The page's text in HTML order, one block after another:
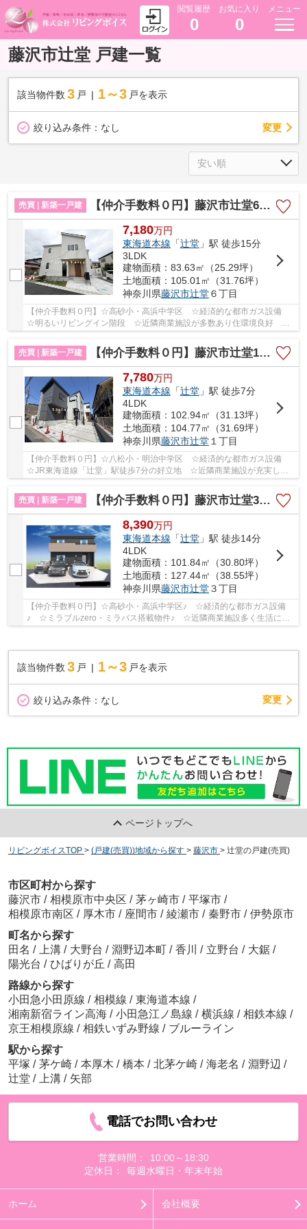
閲覧履歴
0
お気に入り
0
メニュー
藤沢市辻堂 戸建一覧
該当物件数 3 戸 1～3 戸を表示
絞り込み条件： なし 変更
売買 | 新築一戸建 【仲介手数料０円】藤沢市辻堂6丁目 新築一戸建て 2号棟 全3棟
7,180万円
東海道本線 「辻堂」駅 徒歩15分
3LDK
建物面積：83.63㎡（25.29坪）
土地面積：105.01㎡（31.76坪）
神奈川県藤沢市辻堂６丁目
【仲介手数料０円】☆高砂小・高浜中学区 ☆経済的な都市ガス設備
☆明るいリビングイン階段 ☆近隣商業施設が多数あり住環境良好
売買 | 新築一戸建
【仲介手数料０円】藤沢市辻堂1丁目 新築一戸建て 全2棟
7,780万円
東海道本線 「辻堂」駅 徒歩7分
4LDK
建物面積：102.94㎡（31.13坪）
土地面積：104.77㎡（31.69坪）
神奈川県藤沢市辻堂１丁目
【仲介手数料０円】☆八松小・明治中学区 ☆経済的な都市ガス設備
☆JR東海道線「辻堂」駅徒歩7分の好立地 ☆近隣商業施設が充実して
売買 | 新築一戸建
【仲介手数料０円】藤沢市辻堂3丁目1期 新築一戸建て 全1棟
8,390万円
東海道本線 「辻堂」駅 徒歩14分
4LDK
建物面積：101.84㎡（30.80坪）
土地面積：127.44㎡（38.55坪）
神奈川県藤沢市辻堂３丁目
【仲介手数料０円】☆高砂小・高浜中学区♪ ☆経済的な都市ガス設備
♪ ☆ミラブルzero・ミラバス搭載物件♪ ☆近隣商業施設多く生活に便
該当物件数 3 戸 1～3 戸を表示
絞り込み条件： なし 変更
ページトップへ
リビングボイスTOP > (戸建(売買))地域から探す > 藤沢市 > 辻堂の戸建(売買)
市区町村から探す
藤沢市 / 相模原市中央区 / 茅ヶ崎市 / 平塚市 /
相模原市南区 / 厚木市 / 座間市 / 綾瀬市 / 秦野市 / 伊勢原市
町名から探す
田名 / 上溝 / 大野台 / 淵野辺本町 / 香川 / 立野台 / 大鋸 /
陽光台 / ひばりが丘 / 高田
路線から探す
小田急小田原線 / 相模線 / 東海道本線 /
湘南新宿ライン高海 / 小田急江ノ島線 / 横浜線 / 相鉄本線 /
京王相模原線 / 相鉄いずみ野線 / ブルーライン
駅から探す
平塚 / 茅ケ崎 / 本厚木 / 橋本 / 北茅ケ崎 / 海老名 / 淵野辺 /
辻堂 / 上溝 / 矢部
電話でお問い合わせ
営業時間：
10:00～18:30
定休日：
毎週水曜日・年末年始
ホーム 会社概要